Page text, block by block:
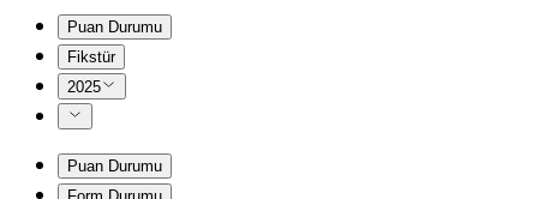
Puan Durumu
Fikstür
2025
Puan Durumu